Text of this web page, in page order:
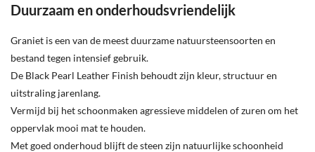
Duurzaam en onderhoudsvriendelijk
Graniet is een van de meest duurzame natuursteensoorten en
bestand tegen intensief gebruik.
De Black Pearl Leather Finish behoudt zijn kleur, structuur en
uitstraling jarenlang.
Vermijd bij het schoonmaken agressieve middelen of zuren om het
oppervlak mooi mat te houden.
Met goed onderhoud blijft de steen zijn natuurlijke schoonheid